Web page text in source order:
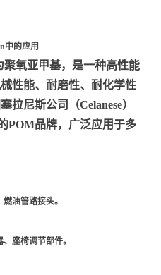
中的应用
聚氧亚甲基，是一种高性能
性能、耐磨性、耐化学性
拉尼斯公司（Celanese）
POM品牌，广泛应用于多
油管路接头。
座椅调节部件。